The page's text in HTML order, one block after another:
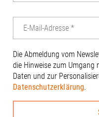
Die Abmeldung vom
die Hinweise zum Umgang
Daten und zur
Datenschutzerklärung.